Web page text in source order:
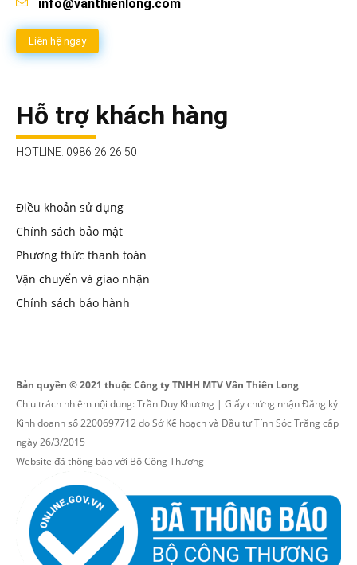
info@vanthienlong.com
Liên hệ ngay
Hỗ trợ khách hàng
HOTLINE: 0986 26 26 50
Điều khoản sử dụng
Chính sách bảo mật
Phương thức thanh toán
Vận chuyển và giao nhận
Chính sách bảo hành
Bản quyền © 2021 thuộc Công ty TNHH MTV Vân Thiên Long
Chịu trách nhiệm nội dung: Trần Duy Khương | Giấy chứng nhận Đăng ký
Kinh doanh số 2200697712 do Sở Kế hoạch và Đầu tư Tỉnh Sóc Trăng cấp
ngày 26/3/2015
Website đã thông báo với Bộ Công Thương